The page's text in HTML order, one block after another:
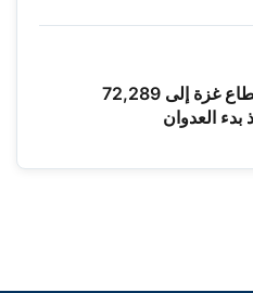
ارتفاع حصيلة الشهداء في قطاع غزة إلى 72,289